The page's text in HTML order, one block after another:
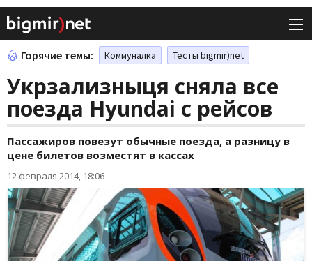
Горячие темы: Коммуналка Тесты bigmir)net
Укрзализныця сняла все
поезда Hyundai с рейсов
Пассажиров повезут обычные поезда, а разницу в
цене билетов возместят в кассах
12 февраля 2014, 18:06